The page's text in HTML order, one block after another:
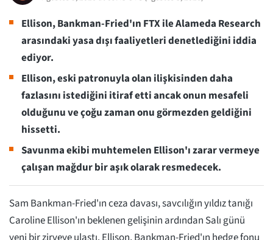
Ellison, Bankman-Fried'ın FTX ile Alameda Research
arasındaki yasa dışı faaliyetleri denetlediğini iddia
ediyor.
Ellison, eski patronuyla olan ilişkisinden daha
fazlasını istediğini itiraf etti ancak onun mesafeli
olduğunu ve çoğu zaman onu görmezden geldiğini
hissetti.
Savunma ekibi muhtemelen Ellison'ı zarar vermeye
çalışan mağdur bir aşık olarak resmedecek.
Sam Bankman-Fried'ın ceza davası, savcılığın yıldız tanığı
Caroline Ellison'ın beklenen gelişinin ardından Salı günü